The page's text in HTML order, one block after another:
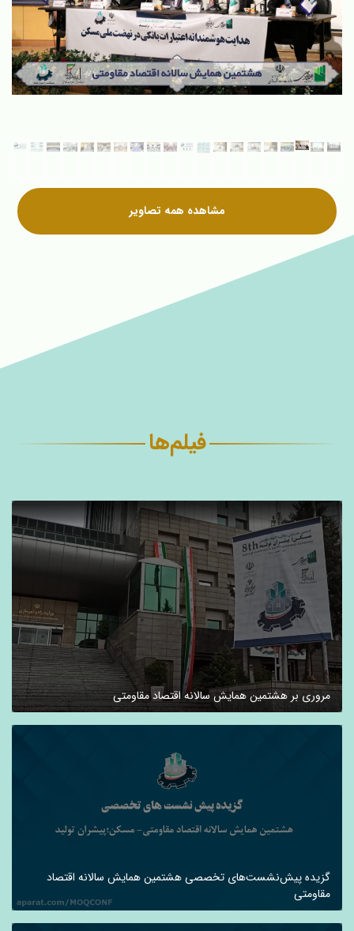
مشاهده همه تصاویر
فیلم‌ها
مروری بر هشتمین همایش سالانه اقتصاد مقاومتی
گزیده پیش‌نشست‌های تخصصی هشتمین همایش سالانه اقتصاد
مقاومتی